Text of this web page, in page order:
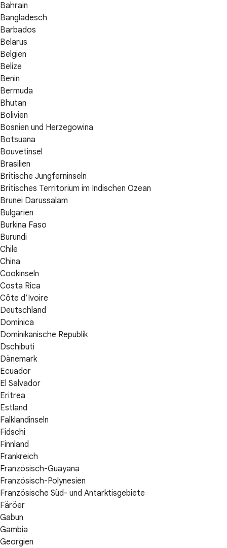
Bahrain
Bangladesch
Barbados
Belarus
Belgien
Belize
Benin
Bermuda
Bhutan
Bolivien
Bosnien und Herzegowina
Botsuana
Bouvetinsel
Brasilien
Britische Jungferninseln
Britisches Territorium im Indischen Ozean
Brunei Darussalam
Bulgarien
Burkina Faso
Burundi
Chile
China
Cookinseln
Costa Rica
Côte d’Ivoire
Deutschland
Dominica
Dominikanische Republik
Dschibuti
Dänemark
Ecuador
El Salvador
Eritrea
Estland
Falklandinseln
Fidschi
Finnland
Frankreich
Französisch-Guayana
Französisch-Polynesien
Französische Süd- und Antarktisgebiete
Färöer
Gabun
Gambia
Georgien